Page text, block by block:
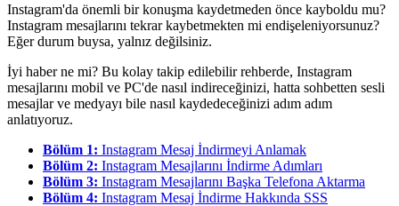
Instagram'da önemli bir konuşma kaydetmeden önce kayboldu mu?
Instagram mesajlarını tekrar kaybetmekten mi endişeleniyorsunuz?
Eğer durum buysa, yalnız değilsiniz.
İyi haber ne mi? Bu kolay takip edilebilir rehberde, Instagram
mesajlarını mobil ve PC'de nasıl indireceğinizi, hatta sohbetten sesli
mesajlar ve medyayı bile nasıl kaydedeceğinizi adım adım
anlatıyoruz.
Bölüm 1: Instagram Mesaj İndirmeyi Anlamak
Bölüm 2: Instagram Mesajlarını İndirme Adımları
Bölüm 3: Instagram Mesajlarını Başka Telefona Aktarma
Bölüm 4: Instagram Mesaj İndirme Hakkında SSS